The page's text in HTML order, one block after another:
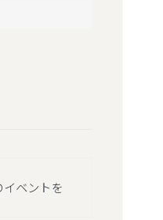
イベントを